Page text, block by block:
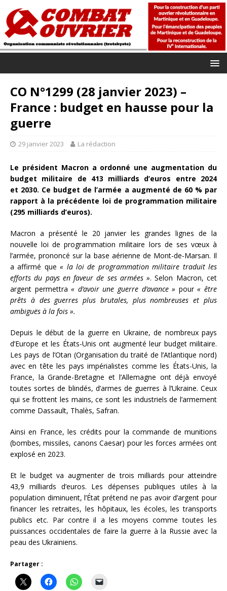
CO N°1299 (28 janvier 2023) –
France : budget en hausse pour la
guerre
29 janvier 2023 La rédaction
Le président Macron a ordonné une augmentation du
budget militaire de 413 milliards d’euros entre 2024
et 2030. Ce budget de l’armée a augmenté de 60 % par
rapport à la précédente loi de programmation militaire
(295 milliards d’euros).
Macron a présenté le 20 janvier les grandes lignes de la
nouvelle loi de programmation militaire lors de ses vœux à
l’armée, prononcé sur la base aérienne de Mont-de-Marsan. Il
a affirmé que« la loi de programmation militaire traduit les
efforts du pays en faveur de ses armées ». Selon Macron, cet
argent permettra« d’avoir une guerre d’avance » pour« être
prêts à des guerres plus brutales, plus nombreuses et plus
ambiguës à la fois ».
Depuis le début de la guerre en Ukraine, de nombreux pays
d’Europe et les États-Unis ont augmenté leur budget militaire.
Les pays de l’Otan (Organisation du traité de l’Atlantique nord)
avec en tête les pays impérialistes comme les États-Unis, la
France, la Grande-Bretagne et l’Allemagne ont déjà envoyé
toutes sortes de blindés, d’armes de guerres à l’Ukraine. Ceux
qui se frottent les mains, ce sont les industriels de l’armement
comme Dassault, Thalès, Safran.
Ainsi en France, les crédits pour la commande de munitions
(bombes, missiles, canons Caesar) pour les forces armées ont
explosé en 2023.
Et le budget va augmenter de trois milliards pour atteindre
43,9 milliards d’euros. Les dépenses publiques utiles à la
population diminuent, l’État prétend ne pas avoir d’argent pour
financer les retraites, les hôpitaux, les écoles, les transports
publics etc. Par contre il a les moyens comme toutes les
puissances occidentales de faire la guerre à la Russie avec la
peau des Ukrainiens.
Partager :